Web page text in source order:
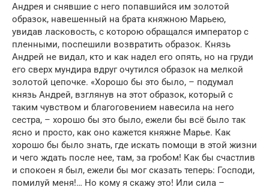
Андрея и снявшие с него попавшийся им золотой
образок, навешенный на брата княжною Марьею,
увидав ласковость, с которою обращался император с
пленными, поспешили возвратить образок. Князь
Андрей не видал, кто и как надел его опять, но на груди
его сверх мундира вдруг очутился образок на мелкой
золотой цепочке. «Хорошо бы это было, – подумал
князь Андрей, взглянув на этот образок, который с
таким чувством и благоговением навесила на него
сестра, – хорошо бы это было, ежели бы всё было так
ясно и просто, как оно кажется княжне Марье. Как
хорошо бы было знать, где искать помощи в этой жизни
и чего ждать после нее, там, за гробом! Как бы счастлив
и спокоен я был, ежели бы мог сказать теперь: Господи,
помилуй меня!… Но кому я скажу это! Или сила –